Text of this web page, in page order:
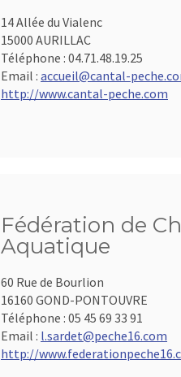
14 Allée du Vialenc
15000 AURILLAC
Téléphone : 04.71.48.19.25
Email : accueil@cantal-
http://www.cantal-peche.com
Fédération de
Aquatique
60 Rue de Bourlion
16160 GOND-PONTOUVRE
Téléphone : 05 45 69 33 91
Email : l.sardet@peche16.com
http://